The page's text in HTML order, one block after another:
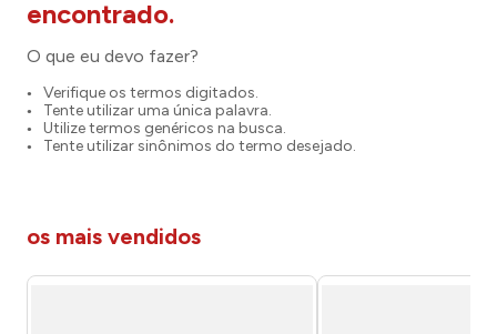
O que eu devo fazer?
Verifique os termos digitados.
Tente utilizar uma única palavra.
Utilize termos genéricos na busca.
Tente utilizar sinônimos do termo desejado.
os mais vendidos